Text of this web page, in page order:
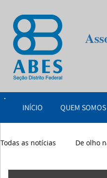
INÍCIO QUEM SOMOS
Todas as notícias De olho